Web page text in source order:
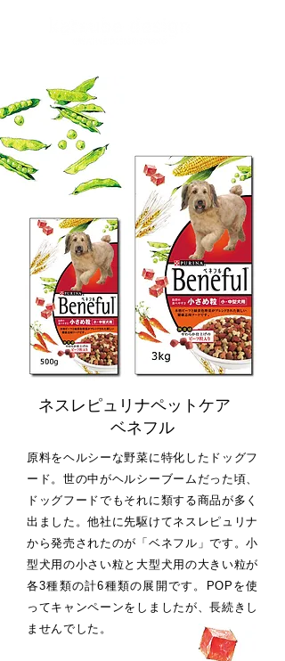
ネスレピュリナペットケア​
ベネフル
原料をヘルシーな野菜に特化したドッグフ
ード。世の中がヘルシーブームだった頃、
ドッグフードでもそれに類する商品が多く
出ました。他社に先駆けてネスレピュリナ
から発売されたのが「ベネフル」です。小
型犬用の小さい粒と大型犬用の大きい粒が
各3種類の計6種類の展開です。POPを使
ってキャンペーンをしましたが、長続きし
ませんでした。